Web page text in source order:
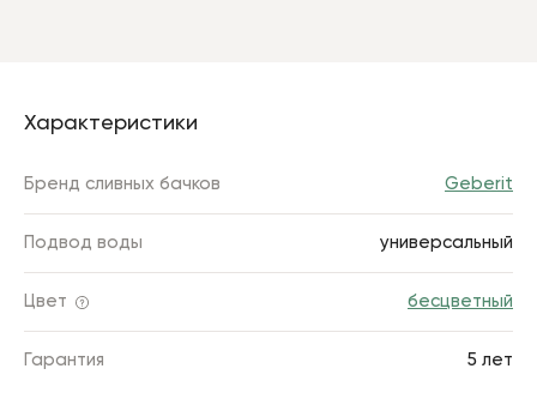
Характеристики
Бренд сливных бачков Geberit
Подвод воды универсальный
Цвет бесцветный
Гарантия 5 лет